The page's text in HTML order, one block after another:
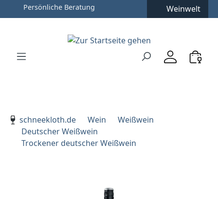
Zum Hauptinhalt springen
Zur Hauptnavigation springen
Weinwelt
schneekloth.de
Wein
Weißwein
Deutscher Weißwein
Trockener deutscher Weißwein
Bildergalerie überspringen